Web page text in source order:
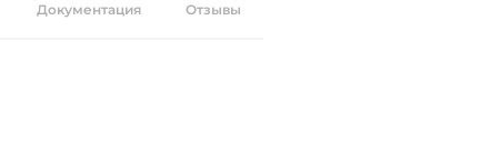
Документация Отзывы